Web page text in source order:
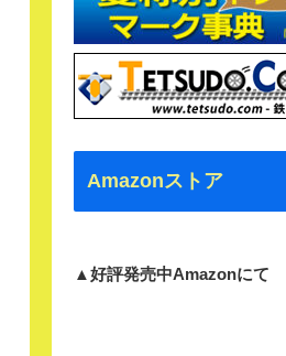
Amazonストア
▲好評発売中Amazonにて